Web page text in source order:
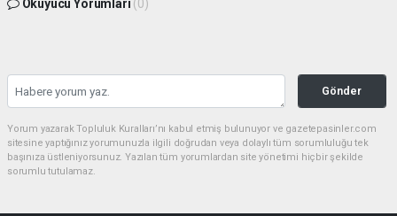
Okuyucu Yorumları (0)
Gönder
Yorum yazarak Topluluk Kuralları’nı kabul etmiş bulunuyor ve gazetepasinler.com
sitesine yaptığınız yorumunuzla ilgili doğrudan veya dolaylı tüm sorumluluğu tek
başınıza üstleniyorsunuz. Yazılan tüm yorumlardan site yönetimi hiçbir şekilde
sorumlu tutulamaz.